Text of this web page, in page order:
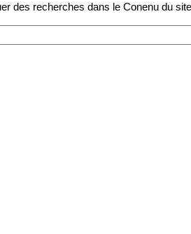
des recherches dans le Conenu du